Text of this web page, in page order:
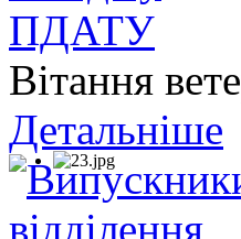
Вітання
Детальніше